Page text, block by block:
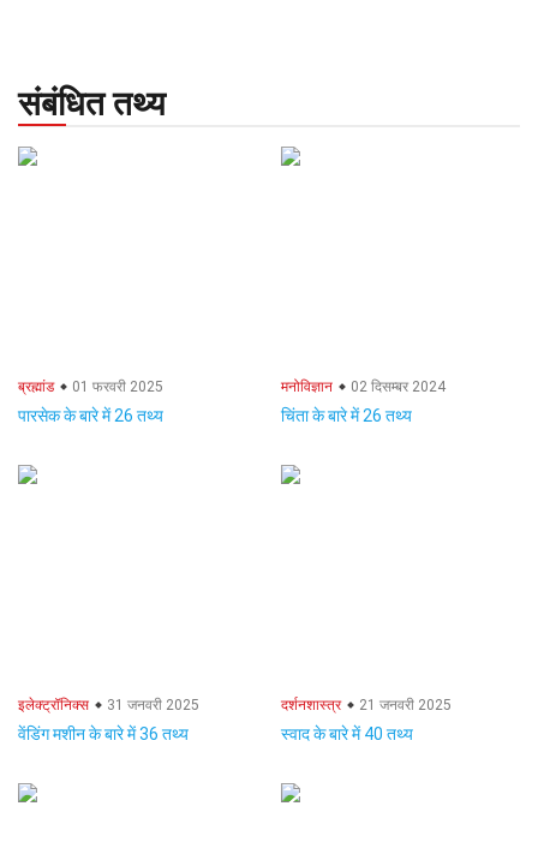
संबंधित तथ्य
ब्रह्मांड 01 फरवरी 2025
पारसेक के बारे में 26 तथ्य
मनोविज्ञान 02 दिसम्बर 2024
चिंता के बारे में 26 तथ्य
इलेक्ट्रॉनिक्स 31 जनवरी 2025
वेंडिंग मशीन के बारे में 36 तथ्य
दर्शनशास्त्र 21 जनवरी 2025
स्वाद के बारे में 40 तथ्य